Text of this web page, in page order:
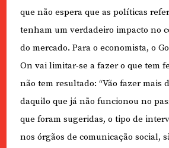
que não espera que as políticas
tenham um verdadeiro impacto no
do mercado. Para o economista, o
On vai limitar-se a fazer o que tem
não tem resultado: “Vão fazer mais
daquilo que já não funcionou no
que foram sugeridas, o tipo de
nos órgãos de comunicação social,